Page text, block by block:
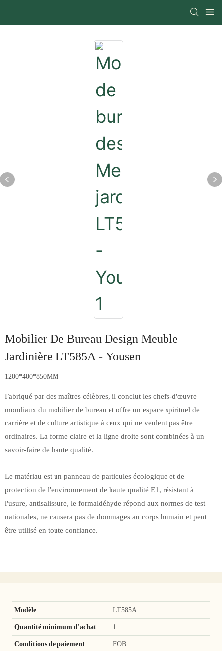
Mobilier De Bureau Design Meuble
Jardinière LT585A - Yousen
1200*400*850MM
Fabriqué par des maîtres célèbres, il conclut les chefs-d'œuvre
mondiaux du mobilier de bureau et offre un espace spirituel de
carrière et de culture artistique à ceux qui ne veulent pas être
ordinaires. La forme claire et la ligne droite sont combinées à un
savoir-faire de haute qualité.
Le matériau est un panneau de particules écologique et de
protection de l'environnement de haute qualité E1, résistant à
l'usure, antisalissure, le formaldéhyde répond aux normes de test
nationales, ne causera pas de dommages au corps humain et peut
être utilisé en toute confiance.
Modèle LT585A
Quantité minimum d'achat 1
Conditions de paiement FOB